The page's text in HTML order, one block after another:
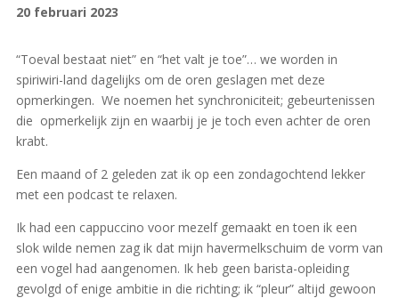
20 februari 2023
“Toeval bestaat niet” en “het valt je toe”… we worden in
spiriwiri-land dagelijks om de oren geslagen met deze
opmerkingen. We noemen het synchroniciteit; gebeurtenissen
die opmerkelijk zijn en waarbij je je toch even achter de oren
krabt.
Een maand of 2 geleden zat ik op een zondagochtend lekker
met een podcast te relaxen.
Ik had een cappuccino voor mezelf gemaakt en toen ik een
slok wilde nemen zag ik dat mijn havermelkschuim de vorm van
een vogel had aangenomen. Ik heb geen barista-opleiding
gevolgd of enige ambitie in die richting; ik “pleur” altijd gewoon